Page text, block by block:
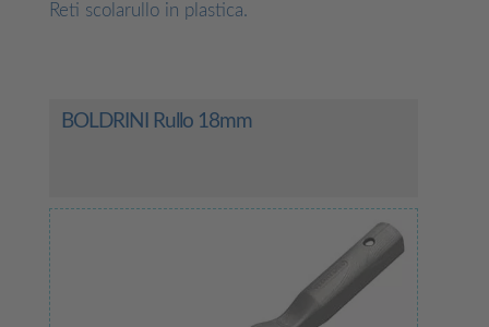
Reti scolarullo in plastica.
BOLDRINI Rullo 18mm